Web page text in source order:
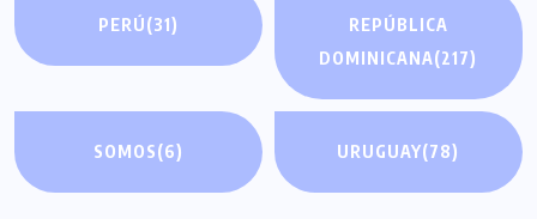
PERÚ(31)
REPÚBLICA
DOMINICANA(217)
SOMOS(6) URUGUAY(78)